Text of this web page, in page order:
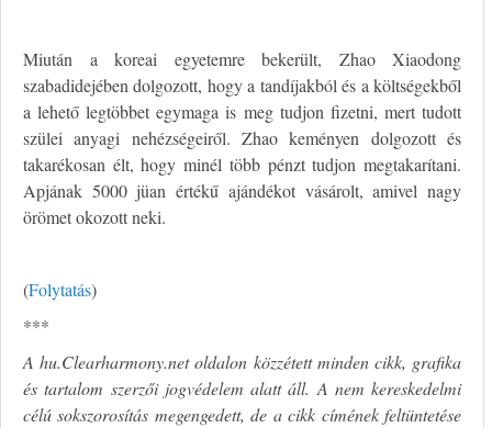
Miután a koreai egyetemre bekerült, Zhao Xiaodong
szabadidejében dolgozott, hogy a tandíjakból és a költségekből
a lehető legtöbbet egymaga is meg tudjon fizetni, mert tudott
szülei anyagi nehézségeiről. Zhao keményen dolgozott és
takarékosan élt, hogy minél több pénzt tudjon megtakarítani.
Apjának 5000 jüan értékű ajándékot vásárolt, amivel nagy
örömet okozott neki.
(Folytatás)
***
A hu.Clearharmony.net oldalon közzétett minden cikk, grafika
és tartalom szerzői jogvédelem alatt áll. A nem kereskedelmi
célú sokszorosítás megengedett, de a cikk címének feltüntetése